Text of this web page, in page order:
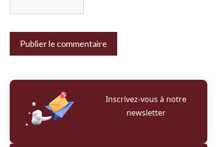
Inscrivez‑vous à notre
newsletter